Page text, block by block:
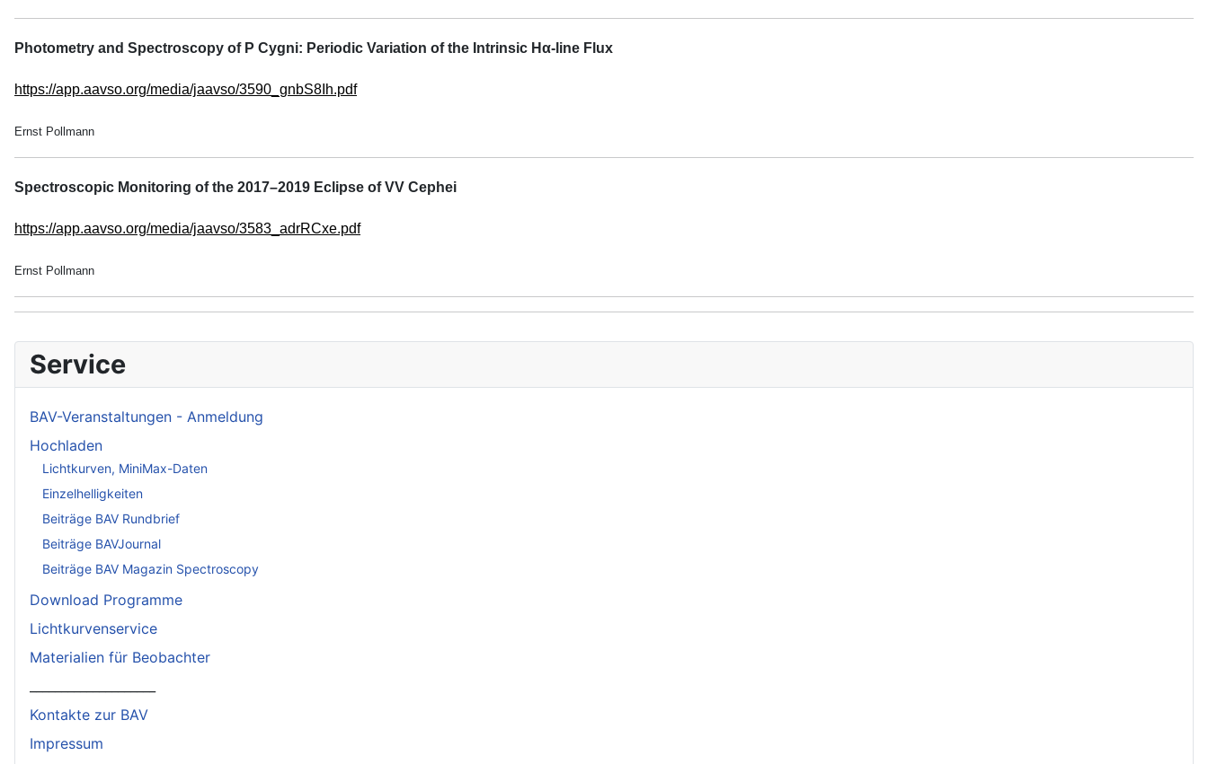
Photometry and Spectroscopy of P Cygni: Periodic Variation of the Intrinsic Hα-line Flux
https://app.aavso.org/media/jaavso/3590_gnbS8Ih.pdf
Ernst Pollmann
Spectroscopic Monitoring of the 2017–2019 Eclipse of VV Cephei
https://app.aavso.org/media/jaavso/3583_adrRCxe.pdf
Ernst Pollmann
Service
BAV-Veranstaltungen - Anmeldung
Hochladen
Lichtkurven, MiniMax-Daten
Einzelhelligkeiten
Beiträge BAV Rundbrief
Beiträge BAVJournal
Beiträge BAV Magazin Spectroscopy
Download Programme
Lichtkurvenservice
Materialien für Beobachter
Kontakte zur BAV
Impressum